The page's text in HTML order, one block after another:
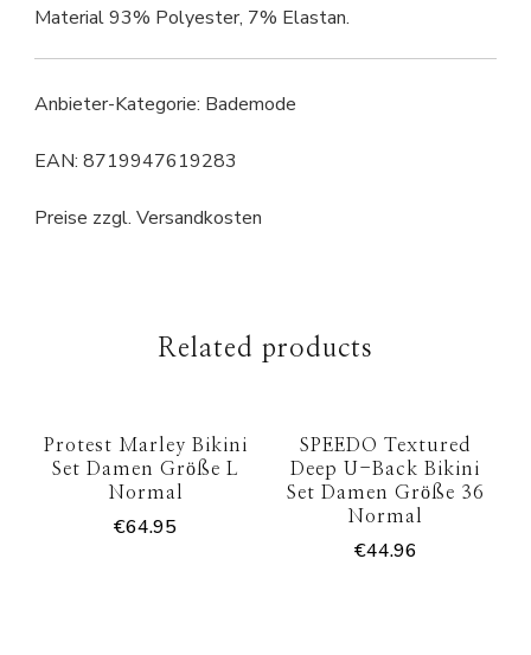
Material 93% Polyester, 7% Elastan.
Anbieter-Kategorie: Bademode
EAN: 8719947619283
Preise zzgl. Versandkosten
Related products
Protest Marley Bikini
Set Damen Größe L
Normal
€64.95
SPEEDO Textured
Deep U-Back Bikini
Set Damen Größe 36
Normal
€44.96